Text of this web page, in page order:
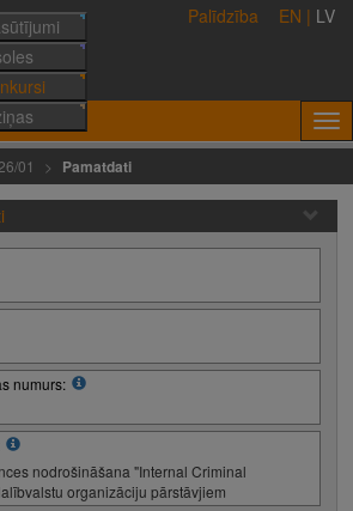
Palīdzība EN | LV
01 Pamatdati
numurs:
nodrošināšana "Internal Criminal
organizāciju pārstāvjiem